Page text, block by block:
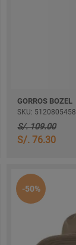
GORROS BOZEL
SKU: 5120805458
S/. 109.00
S/. 76.30
-50%